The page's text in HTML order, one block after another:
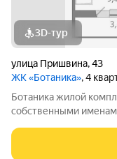
3D-тур
улица Пришвина,43
ЖК «Ботаника», 4
Ботаника жилой комплекс из четырёх кварталов с
собственными
розе ветров,
проекта и